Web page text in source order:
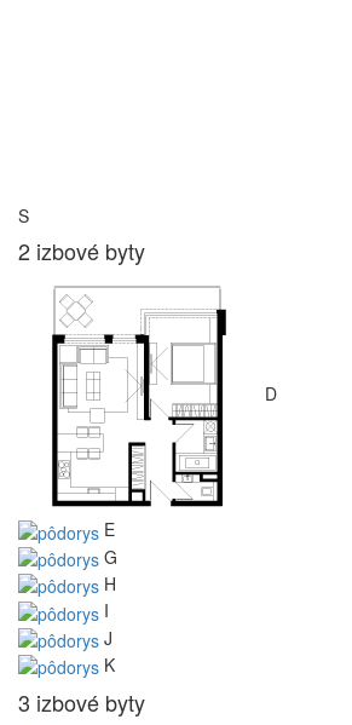
S
2 izbové byty
D
E
G
H
I
J
K
3 izbové byty